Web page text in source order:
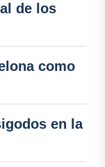
de los
como
en la